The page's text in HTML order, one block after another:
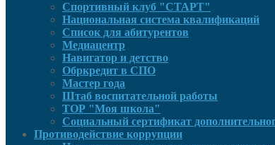
Спортивный клуб "СТАРТ"
Национальная система квалификаций
Список для абитурентов
Медиацентр
Навигатор и детство
Обркредит в СПО
Мастер года
Штаб воспитательной работы
ТОР "Моя школа"
Социальный сертификат
Противодействие коррупции